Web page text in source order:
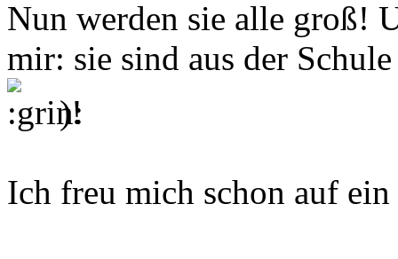
Nun werden sie alle groß!
mir: sie sind aus der
)!
Ich freu mich schon auf